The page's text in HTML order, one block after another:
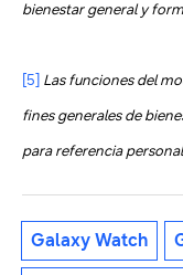
bienestar general y
[5] Las funciones del
fines generales de
para referencia
Galaxy Watch